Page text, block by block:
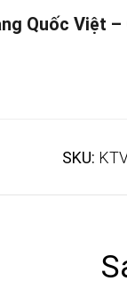
Quốc Việt –
SKU: